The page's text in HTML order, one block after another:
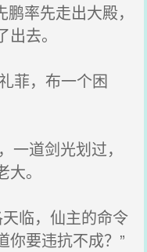
率先走出大殿，
去。
菲，布一个困
道剑光划过，
。
临，仙主的命令
你要违抗不成？”